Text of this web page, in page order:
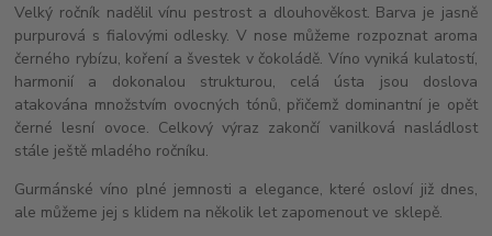
Velký ročník nadělil vínu pestrost a dlouhověkost. Barva je jasně
purpurová s fialovými odlesky. V nose můžeme rozpoznat aroma
černého rybízu, koření a švestek v čokoládě. Víno vyniká kulatostí,
harmonií a dokonalou strukturou, celá ústa jsou doslova
atakována množstvím ovocných tónů, přičemž dominantní je opět
černé lesní ovoce. Celkový výraz zakončí vanilková nasládlost
stále ještě mladého ročníku.
Gurmánské víno plné jemnosti a elegance, které osloví již dnes,
ale můžeme jej s klidem na několik let zapomenout ve sklepě.